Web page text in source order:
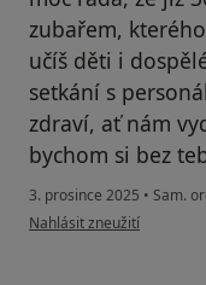
zubařem,
učíš děti i
setkání s
zdraví, ať nám
bychom si bez
3. prosince 2025 • Sam.
podle názoru uživatele
Nahlásit zneužití